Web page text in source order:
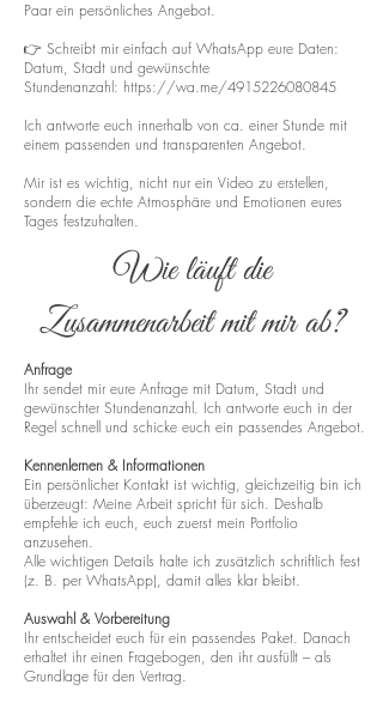
Paar ein persönliches Angebot.
👉 Schreibt mir einfach auf WhatsApp eure Daten:
Datum, Stadt und gewünschte
Stundenanzahl: https://wa.me/4915226080845
Ich antworte euch innerhalb von ca. einer Stunde mit
einem passenden und transparenten Angebot.
Mir ist es wichtig, nicht nur ein Video zu erstellen,
sondern die echte Atmosphäre und Emotionen eures
Tages festzuhalten.
Wie läuft die
Zusammenarbeit mit mir ab?
Anfrage
Ihr sendet mir eure Anfrage mit Datum, Stadt und
gewünschter Stundenanzahl. Ich antworte euch in der
Regel schnell und schicke euch ein passendes Angebot.
Kennenlernen & Informationen
Ein persönlicher Kontakt ist wichtig, gleichzeitig bin ich
überzeugt: Meine Arbeit spricht für sich. Deshalb
empfehle ich euch, euch zuerst mein Portfolio
anzusehen.
Alle wichtigen Details halte ich zusätzlich schriftlich fest
(z. B. per WhatsApp), damit alles klar bleibt.
Auswahl & Vorbereitung
Ihr entscheidet euch für ein passendes Paket. Danach
erhaltet ihr einen Fragebogen, den ihr ausfüllt – als
Grundlage für den Vertrag.